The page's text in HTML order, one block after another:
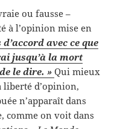
ou fausse –
à l’opinion mise en
d’accord avec ce que
jusqu’à la mort
le dire. »Qui mieux
d’opinion,
n’apparaît dans
comme on voit dans